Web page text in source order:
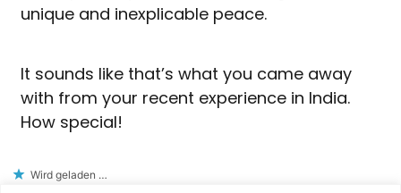
unique and inexplicable peace.
It sounds like that’s what you came away
with from your recent experience in India.
How special!
Wird geladen …